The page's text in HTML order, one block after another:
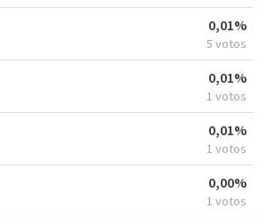
0,01%
5 votos
0,01%
1 votos
0,01%
1 votos
0,00%
1 votos